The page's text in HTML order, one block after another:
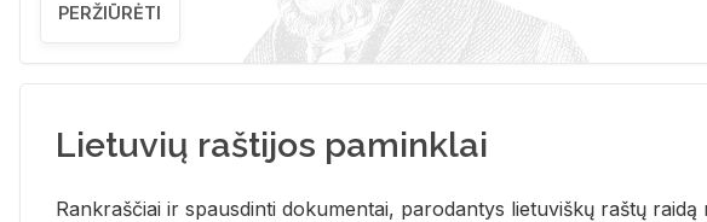
PERŽIŪRĖTI
Lietuvių raštijos paminklai
Rank­raš­čiai ir spaus­din­ti do­ku­men­tai, pa­ro­dan­tys lie­tu­viš­kų raš­tų rai­dą